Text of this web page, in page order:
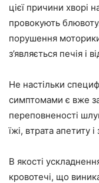
цієї причини хворі
провокують
порушення
з’являється печія і
Не настільки
симптомами є вже
переповненості
їжі, втрата апетиту
В якості
кровотечі, що